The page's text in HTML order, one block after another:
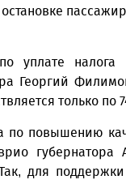
уплате
Георгий
только по
по повышению
губернатора
для